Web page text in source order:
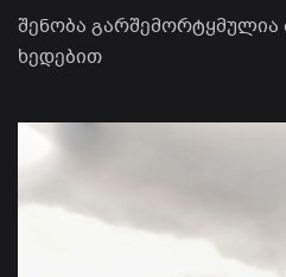
შენობა გარშემორტყმულია
ხედებით